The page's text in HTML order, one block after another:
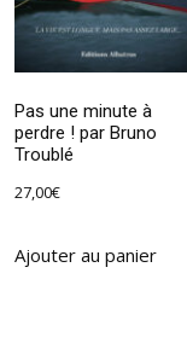
Pas une minute à
perdre ! par Bruno
Troublé
27,00€
Ajouter au panier